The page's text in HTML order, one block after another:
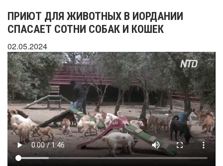
ПРИЮТ ДЛЯ ЖИВОТНЫХ В ИОРДАНИИ
СПАСАЕТ СОТНИ СОБАК И КОШЕК
02.05.2024